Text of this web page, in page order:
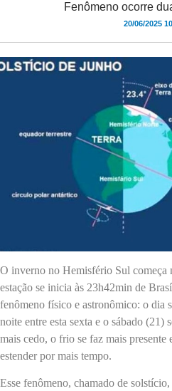
Fenômeno ocorre
20/06/2025
O inverno no Hemisfério Sul começa
estação se inicia às 23h42min de
fenômeno físico e astronômico: o dia
noite entre esta sexta e o sábado (21)
mais cedo, o frio se faz mais presente
estender por mais tempo.
Esse fenômeno, chamado de